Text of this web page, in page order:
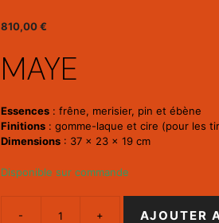
810,00€
MAYE
Essences: frêne, merisier, pin et ébène
Finitions: gomme-laque et cire (pour les
Dimensions: 37 × 23 × 19 cm
Disponible sur commande
- + AJOUTER